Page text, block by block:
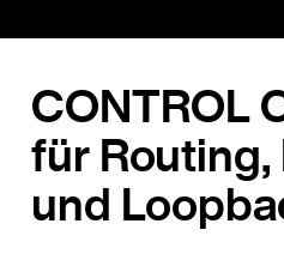
CONTROL
für
und